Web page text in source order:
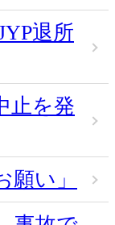
退所
止を発
い」